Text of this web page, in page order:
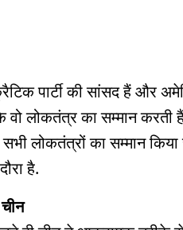
पार्टी की सांसद हैं और
वो लोकतंत्र का सम्मान
लोकतंत्रों का सम्मान
है.